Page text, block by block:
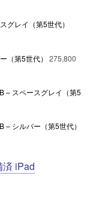
グレイ（第5世代）
（第5世代） 275,800
– スペースグレイ（第5
シルバー（第5世代）
済 iPad